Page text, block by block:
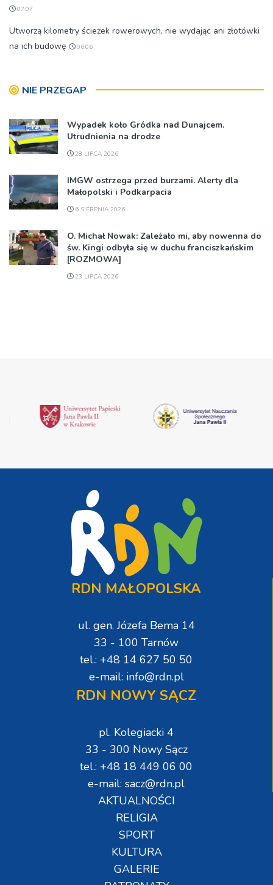
07:07
Utworzą kilometry ścieżek rowerowych, nie wydając ani złotówki
na ich budowę
06:06
NIE PRZEGAP
Wypadek koło Gródka nad Dunajcem.
Utrudnienia na drodze
28 LIPCA 2026
IMGW ostrzega przed burzami. Alerty dla
Małopolski i Podkarpacia
6 SIERPNIA 2026
O. Michał Nowak: Zależało mi, aby nowenna do
św. Kingi odbyła się w duchu franciszkańskim
[ROZMOWA]
23 LIPCA 2026
RDN MAŁOPOLSKA
ul. gen. Józefa Bema 14
33 - 100 Tarnów
tel.: +48 14 627 50 50
e-mail: info@rdn.pl
RDN NOWY SĄCZ
pl. Kolegiacki 4
33 - 300 Nowy Sącz
tel.: +48 18 449 06 00
e-mail: sacz@rdn.pl
AKTUALNOŚCI
RELIGIA
SPORT
KULTURA
GALERIE